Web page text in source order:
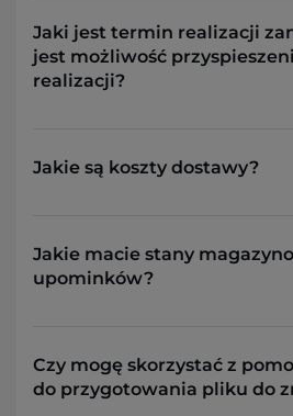
Jaki jest termin realizacji
jest możliwość
realizacji?
Jakie są koszty dostawy?
Jakie macie stany
upominków?
Czy mogę skorzystać z
do przygotowania pliku do